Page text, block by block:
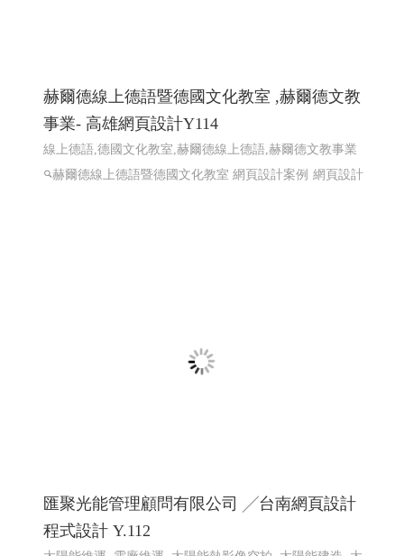
赫爾德線上德語暨德國文化教室 ,赫爾德文教
事業- 高雄網頁設計Y114
線上德語,德國文化教室,赫爾德線上德語,赫爾德文教事業
赫爾德線上德語暨德國文化教室 網頁設計案例 網頁設計
匯聚光能管理顧問有限公司 ╱台南網頁設計
程式設計 Y.112